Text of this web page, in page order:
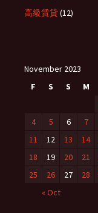
高級賃貸(12)
November 2023
F
S S M
« Oct
4
5 6 7
11
12 13 14
18
19 20 21
25
26 27 28